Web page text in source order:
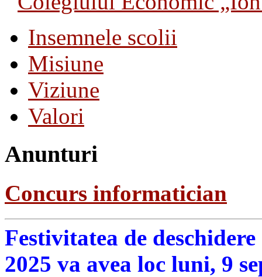
Insemnele scolii
Misiune
Viziune
Valori
Anunturi
Concurs informatician
Festivitatea de
2025 va avea loc luni, 9